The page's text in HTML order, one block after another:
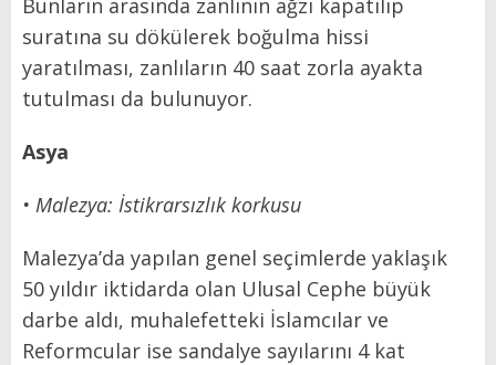
Bunların arasında zanlının ağzı kapatılıp
suratına su dökülerek boğulma hissi
yaratılması, zanlıların 40 saat zorla ayakta
tutulması da bulunuyor.
Asya
• Malezya: İstikrarsızlık korkusu
Malezya’da yapılan genel seçimlerde yaklaşık
50 yıldır iktidarda olan Ulusal Cephe büyük
darbe aldı, muhalefetteki İslamcılar ve
Reformcular ise sandalye sayılarını 4 kat